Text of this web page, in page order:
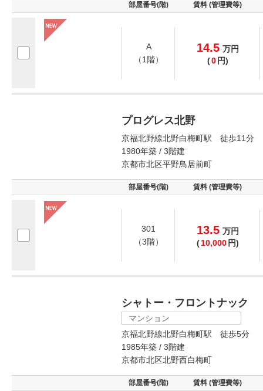
部屋番号(階) 賃料 (管理費等)
A
（1階）
14.5 万円
(0 円)
プログレス北野
京福北野線北野白梅町駅 徒歩11分
1980年築 / 3階建
京都市北区平野鳥居前町
部屋番号(階) 賃料 (管理費等)
301
（3階）
13.5 万円
( 10,000 円)
シャトー・フロントナック
マンション
京福北野線北野白梅町駅 徒歩5分
1985年築 / 3階建
京都市北区北野西白梅町
部屋番号(階) 賃料 (管理費等)